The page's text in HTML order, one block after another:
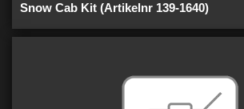
Snow Cab Kit (Artikelnr 139-1640)